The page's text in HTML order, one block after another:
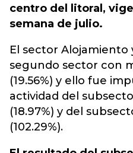
centro del litoral,
semana de julio.
El sector Alojamiento
segundo sector con
(19.56%) y ello fue
actividad del
(18.97%) y del
(102.29%).